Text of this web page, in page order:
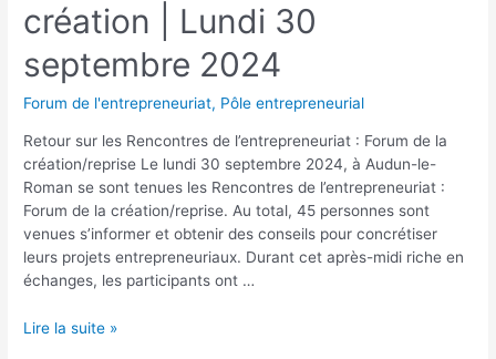
création | Lundi 30
septembre 2024
Forum de l'entrepreneuriat, Pôle entrepreneurial
Retour sur les Rencontres de l’entrepreneuriat : Forum de la
création/reprise Le lundi 30 septembre 2024, à Audun-le-
Roman se sont tenues les Rencontres de l’entrepreneuriat :
Forum de la création/reprise. Au total, 45 personnes sont
venues s’informer et obtenir des conseils pour concrétiser
leurs projets entrepreneuriaux. Durant cet après-midi riche en
échanges, les participants ont …
Lire la suite »